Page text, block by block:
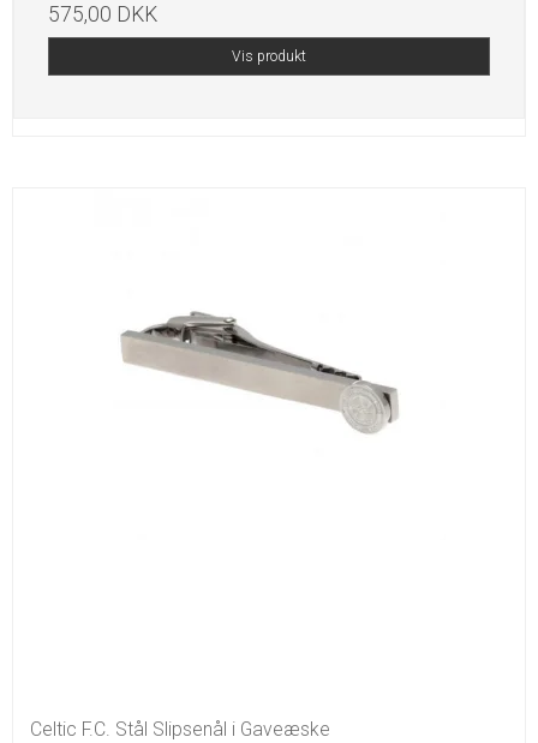
575,00 DKK
Vis produkt
Celtic F.C. Stål Slipsenål i Gaveæske